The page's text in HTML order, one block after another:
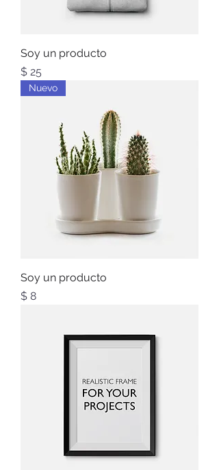
Soy un producto
Precio
$ 25
Nuevo
Soy un producto
Precio
$ 8